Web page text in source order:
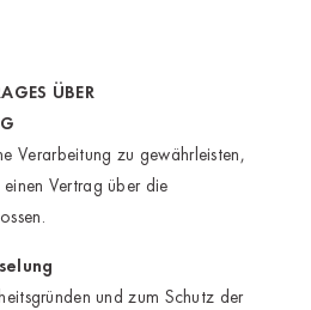
ÜBER
Verarbeitung zu gewährleisten,
Vertrag über die
und zum Schutz der